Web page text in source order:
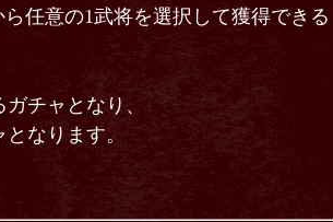
任意の1武将を選択して獲得できる
チャとなり、
なります。